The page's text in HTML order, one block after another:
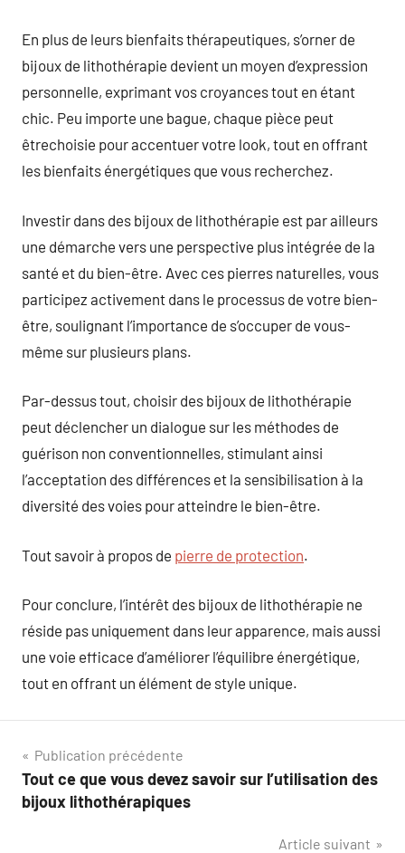
En plus de leurs bienfaits thérapeutiques, s’orner de
bijoux de lithothérapie devient un moyen d’expression
personnelle, exprimant vos croyances tout en étant
chic. Peu importe une bague, chaque pièce peut
êtrechoisie pour accentuer votre look, tout en offrant
les bienfaits énergétiques que vous recherchez.
Investir dans des bijoux de lithothérapie est par ailleurs
une démarche vers une perspective plus intégrée de la
santé et du bien-être. Avec ces pierres naturelles, vous
participez activement dans le processus de votre bien-
être, soulignant l’importance de s’occuper de vous-
même sur plusieurs plans.
Par-dessus tout, choisir des bijoux de lithothérapie
peut déclencher un dialogue sur les méthodes de
guérison non conventionnelles, stimulant ainsi
l’acceptation des différences et la sensibilisation à la
diversité des voies pour atteindre le bien-être.
Tout savoir à propos de pierre de protection.
Pour conclure, l’intérêt des bijoux de lithothérapie ne
réside pas uniquement dans leur apparence, mais aussi
une voie efficace d’améliorer l’équilibre énergétique,
tout en offrant un élément de style unique.
Navigation
de
Publication précédente
Tout ce que vous devez savoir sur l’utilisation des
bijoux lithothérapiques
Article suivant